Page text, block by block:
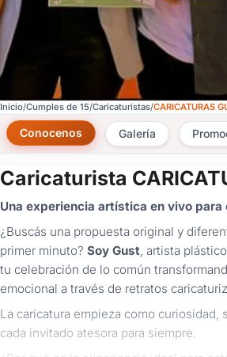
Inicio Cumples de 15 Caricaturistas CARICATURAS
Conocenos Galería
Caricaturista
Una experiencia artística en vivo
¿Buscás una propuesta original y
primer minuto? Soy Gust, artista
tu celebración de lo común
emocional a través de retratos
La caricatura empieza como
cada invitado atesora para siempre.